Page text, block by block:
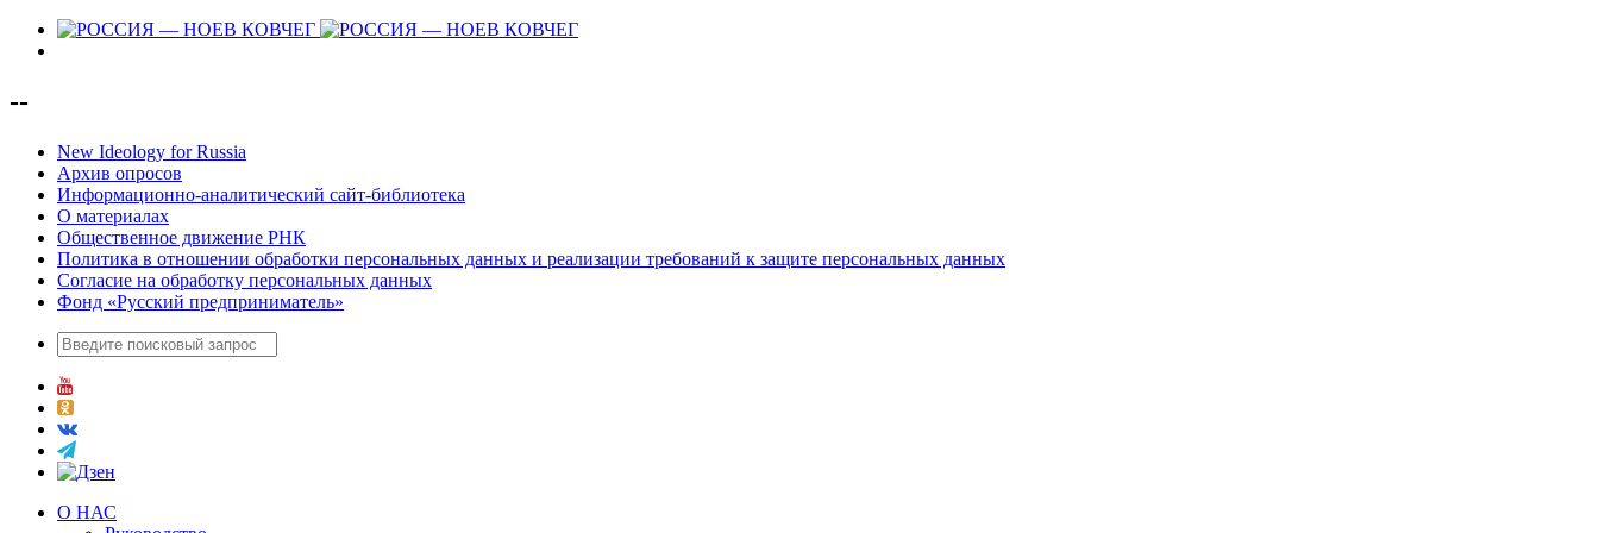
--
New Ideology for Russia
Архив опросов
Информационно-аналитический сайт-библиотека
О материалах
Общественное движение РНК
Политика в отношении обработки персональных данных и реализации требований к защите персональных данных
Согласие на обработку персональных данных
Фонд «Русский предприниматель»
О НАС